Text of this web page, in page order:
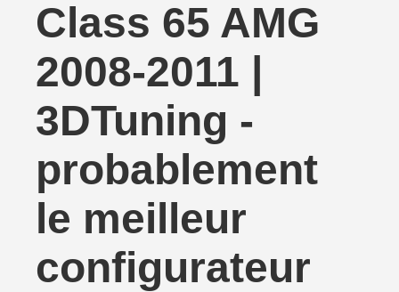
Class 65 AMG
2008-2011 |
3DTuning -
probablement
le meilleur
configurateur